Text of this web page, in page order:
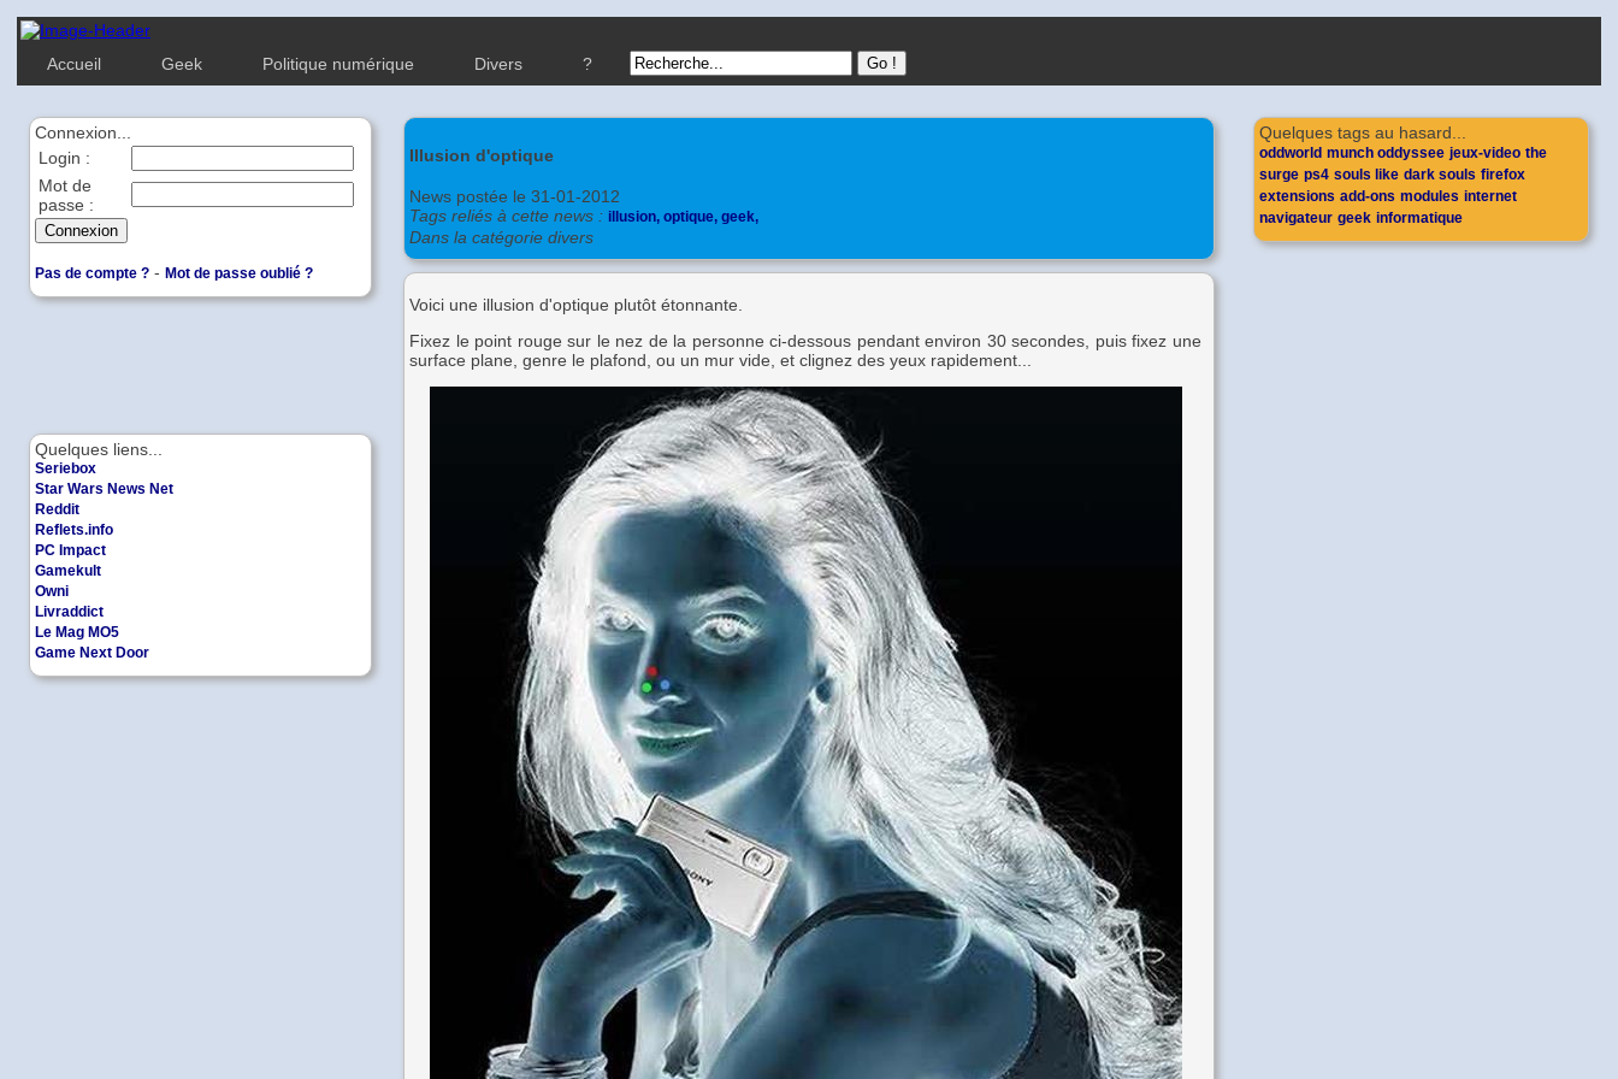
Accueil Geek Politique numérique Divers ?
Quelques tags au hasard...
oddworld munch oddyssee jeux-video the
surge ps4 souls like dark souls firefox
extensions add-ons modules internet
navigateur geek informatique
Quelques liens...
Seriebox
Star Wars News Net
Reddit
Reflets.info
PC Impact
Gamekult
Owni
Livraddict
Le Mag MO5
Game Next Door
Connexion...
Login :
Mot de
passe :
Pas de compte ? - Mot de passe oublié ?
Illusion d'optique
News postée le 31-01-2012
Tags reliés à cette news : illusion, optique, geek,
Dans la catégorie divers
Voici une illusion d'optique plutôt étonnante.
Fixez le point rouge sur le nez de la personne ci-dessous pendant environ 30 secondes, puis fixez une
surface plane, genre le plafond, ou un mur vide, et clignez des yeux rapidement...